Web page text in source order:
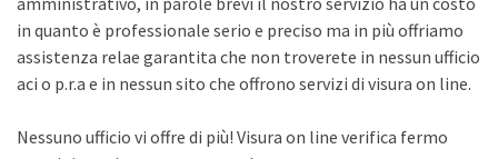
in quanto è professionale serio e preciso ma in più offriamo
assistenza relae garantita che non troverete in nessun ufficio
aci o p.r.a e in nessun sito che offrono servizi di visura on line.
Nessuno ufficio vi offre di più! Visura on line verifica fermo